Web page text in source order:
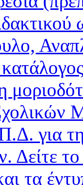
για
Δείτε
τα